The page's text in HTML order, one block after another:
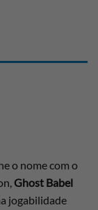
o nome com o
Ghost Babel
jogabilidade